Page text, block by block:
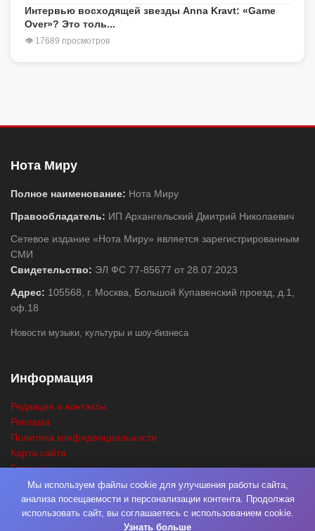
Интервью восходящей звезды Anna Kravt: «Game
Over»? Это толь...
👁 17689 просмотров
Нота Миру
Полное наименование: Нота Миру
Правообладатель: ИП Архангельский Дмитрий Николаевич
Сетевое издание «Нота Миру» является зарегистрированным
СМИ
Свидетельство: ЭЛ ФС 77-85677 от 28.07.2023
Адрес: 105568, г. Москва, Большой Купавенский проезд, д.1,
оф.18
Новости музыки, культуры и шоу-бизнеса
Информация
Редакция и контакты
Реклама
Политика конфиденциальности
Карта сайта
Главная
ПоискМы используем файлы cookie для улучшения работы сайта,
анализа посещаемости и персонализации контента. Продолжая
использовать сайт, вы соглашаетесь с использованием cookie.
Узнать больше